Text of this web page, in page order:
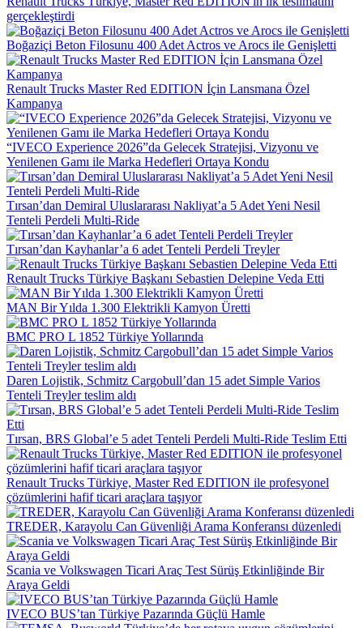
gerçekleştirdi
Boğaziçi Beton Filosunu 400 Adet Actros ve Arocs ile Genişletti
Renault Trucks Master Red EDITION İçin Lansmana Özel
Kampanya
“IVECO Experience 2026”da Gelecek Stratejisi, Vizyonu ve
Yenilenen Gamı ile Marka Hedefleri Ortaya Kondu
Tırsan’dan Demiral Uluslararası Nakliyat’a 5 Adet Yeni Nesil
Tenteli Perdeli Multi-Ride
Tırsan’dan Kayhanlar’a 6 adet Tenteli Perdeli Treyler
Renault Trucks Türkiye Başkanı Sebastien Delepine Veda Etti
MAN Bir Yılda 1.300 Elektrikli Kamyon Üretti
BMC PRO L 1852 Türkiye Yollarında
Daren Lojistik, Schmitz Cargobull’dan 15 adet Simple Varios
Tenteli Treyler teslim aldı
Tırsan, BRS Global’e 5 adet Tenteli Perdeli Multi-Ride Teslim Etti
Renault Trucks Türkiye, Master Red EDITION ile profesyonel
çözümlerini hafif ticari araçlara taşıyor
TREDER, Karayolu Can Güvenliği Arama Konferansı düzenledi
Scania ve Volkswagen Ticari Araç Test Sürüş Etkinliğinde Bir
Araya Geldi
IVECO BUS’tan Türkiye Pazarında Güçlü Hamle